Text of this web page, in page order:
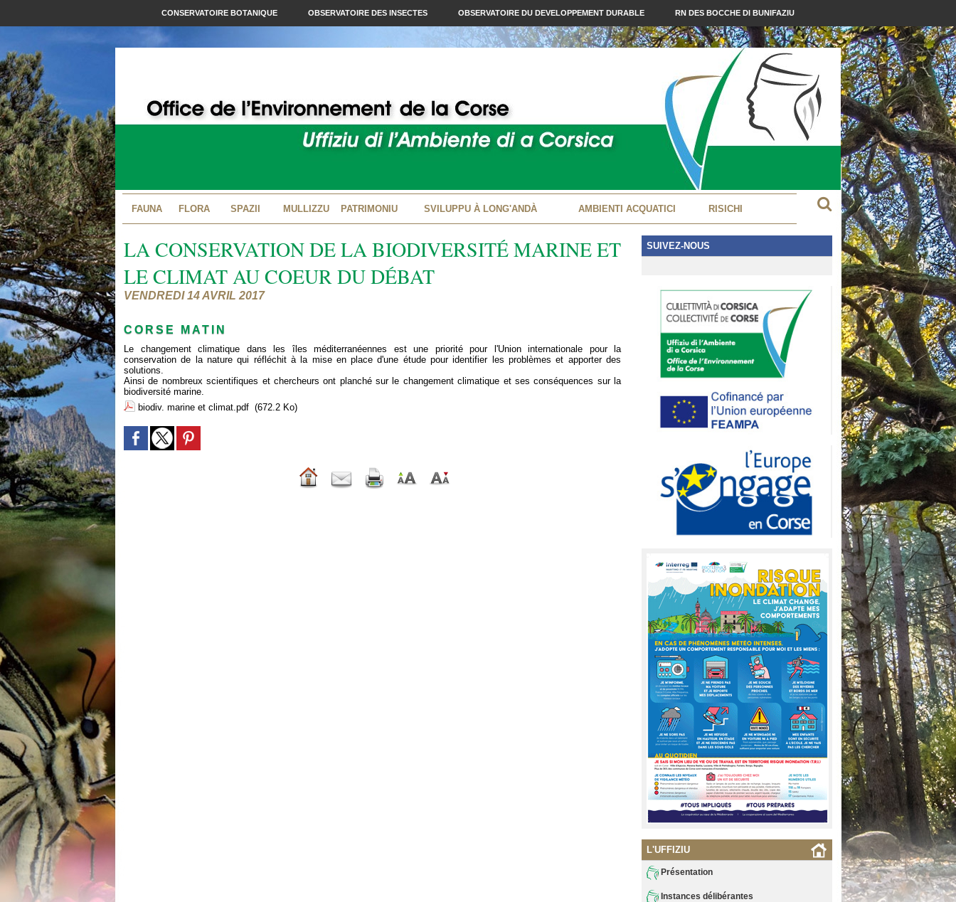
CONSERVATOIRE BOTANIQUE OBSERVATOIRE DES INSECTES OBSERVATOIRE DU DEVELOPPEMENT DURABLE RN DES BOCCHE DI BUNIFAZIU
FAUNA FLORA SPAZII MULLIZZU PATRIMONIU SVILUPPU À LONG'ANDÀ AMBIENTI ACQUATICI RISICHI
LA CONSERVATION DE LA BIODIVERSITÉ MARINE ET
LE CLIMAT AU COEUR DU DÉBAT
VENDREDI 14 AVRIL 2017
CORSE MATIN
Le changement climatique dans les îles méditerranéennes est une priorité pour l'Union internationale pour la
conservation de la nature qui réfléchit à la mise en place d'une étude pour identifier les problèmes et apporter des
solutions.
Ainsi de nombreux scientifiques et chercheurs ont planché sur le changement climatique et ses conséquences sur la
biodiversité marine.
biodiv. marine et climat.pdf (672.2 Ko)
SUIVEZ-NOUS
L'UFFIZIU
Présentation
Instances délibérantes